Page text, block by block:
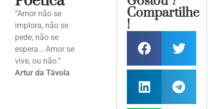
“Amor não se
implora, não se
pede, não se
espera… Amor se
vive, ou não.”
Artur da Távola
Compartilhe
!